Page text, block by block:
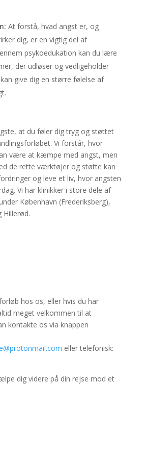
At forstå, hvad angst er, og
dig, er en vigtig del af
psykoedukation kan du lære
der udløser og vedligeholder
give dig en større følelse af
at du føler dig tryg og støttet
Vi forstår, hvor
være at kæmpe med angst, men
de rette værktøjer og støtte kan
og leve et liv, hvor angsten
Vi har klinikker i store dele af
København (Frederiksberg),
Hillerød.
hos os, eller hvis du har
meget velkommen til at
kontakte os via knappen
eller telefonisk:
dig videre på din rejse mod et